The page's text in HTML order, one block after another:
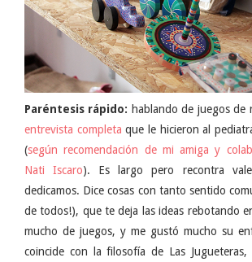
Paréntesis rápido: hablando de juegos
entrevista completa que le hicieron al
(según recomendación de mi amiga y
Nati Iscaro). Es largo pero recontra
dedicamos. Dice cosas con tanto sentido
de todos!), que te deja las ideas rebotando
mucho de juegos, y me gustó mucho su
coincide con la filosofía de Las